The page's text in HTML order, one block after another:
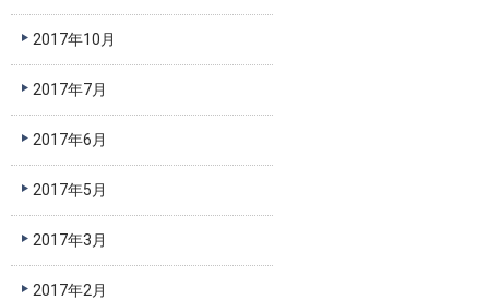
2017年10月
2017年7月
2017年6月
2017年5月
2017年3月
2017年2月